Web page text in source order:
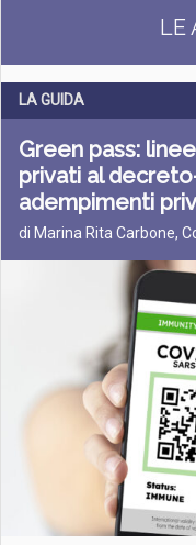
LE
LA GUIDA
Green pass:
privati al
adempimenti
di Marina Rita Carbone,